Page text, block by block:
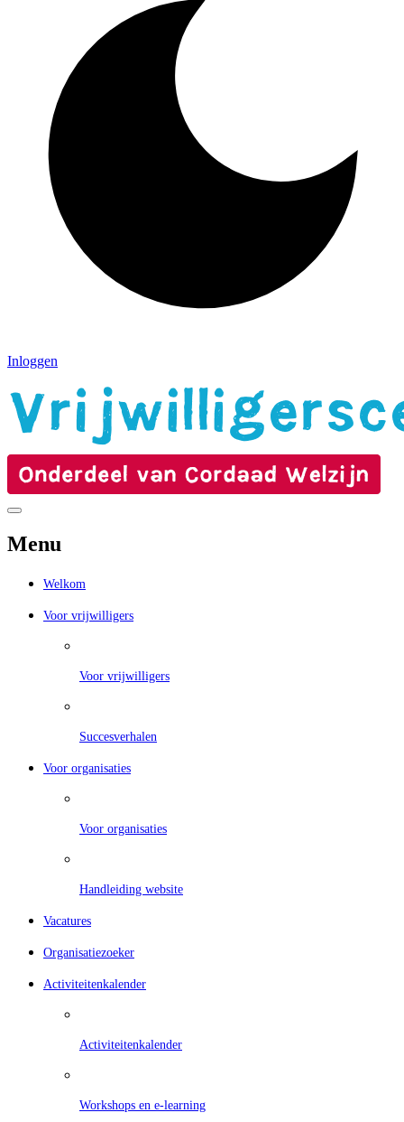
Inloggen
Menu
Welkom
Voor vrijwilligers
Voor vrijwilligers
Succesverhalen
Voor organisaties
Voor organisaties
Handleiding website
Vacatures
Organisatiezoeker
Activiteitenkalender
Activiteitenkalender
Workshops en e-learning